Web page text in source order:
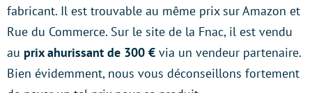
fabricant. Il est trouvable au même prix sur Amazon et
Rue du Commerce. Sur le site de la Fnac, il est vendu
au prix ahurissant de 300 € via un vendeur partenaire.
Bien évidemment, nous vous déconseillons fortement